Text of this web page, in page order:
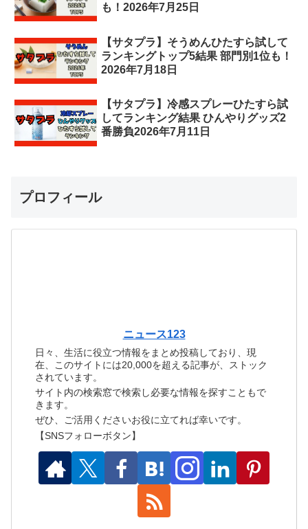
も！2026年7月25日
【サタプラ】そうめんひたすら試して
ランキングトップ5結果 部門別1位も！
2026年7月18日
【サタプラ】冷感スプレーひたすら試
してランキング結果 ひんやりグッズ2
番勝負2026年7月11日
プロフィール
ニュース123
日々、生活に役立つ情報をまとめ投稿しており、現
在、このサイトには20,000を超える記事が、ストック
されています。
サイト内の検索窓で検索し必要な情報を探すこともで
きます。
ぜひ、ご活用くださいお役に立てれば幸いです。
【SNSフォローボタン】